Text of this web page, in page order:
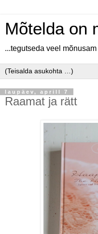
Mõtelda on
...tegutseda veel mõnusam
laupäev, aprill 7
Raamat ja rätt